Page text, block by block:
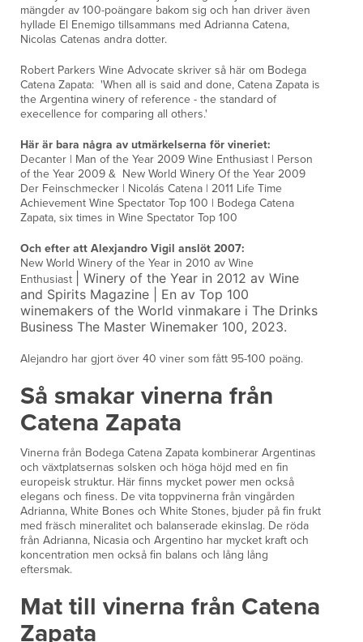
mängder av 100-poängare bakom sig och han driver även
hyllade El Enemigo tillsammans med Adrianna Catena,
Nicolas Catenas andra dotter.
Robert Parkers Wine Advocate skriver så här om Bodega
Catena Zapata: 'When all is said and done, Catena Zapata is
the Argentina winery of reference - the standard of
execellence for comparing all others.'
Här är bara några av utmärkelserna för vineriet:
Decanter | Man of the Year 2009 Wine Enthusiast | Person
of the Year 2009 & New World Winery Of the Year 2009
Der Feinschmecker | Nicolás Catena | 2011 Life Time
Achievement Wine Spectator Top 100 | Bodega Catena
Zapata, six times in Wine Spectator Top 100
Och efter att Alexjandro Vigil anslöt 2007:
New World Winery of the Year in 2010 av Wine
Enthusiast
Winery of the Year in 2012 av Wine
and Spirits Magazine
En av Top 100
winemakers of the World vinmakare i The Drinks
Business The Master Winemaker 100, 2023.
Alejandro har gjort över 40 viner som fått 95-100 poäng.
Så smakar vinerna från
Catena Zapata
Vinerna från Bodega Catena Zapata kombinerar Argentinas
och växtplatsernas solsken och höga höjd med en fin
europeisk struktur. Här finns mycket power men också
elegans och finess. De vita toppvinerna från vingården
Adrianna, White Bones och White Stones, bjuder på fin frukt
med fräsch mineralitet och balanserade ekinslag. De röda
från Adrianna, Nicasia och Argentino har mycket kraft och
koncentration men också fin balans och lång lång
eftersmak.
Mat till vinerna från Catena
Zapata